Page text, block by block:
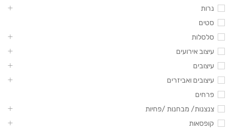
נרות
סטים
סלסלות
עיצוב אירועים
עיצובים
עיצובים ואביזרים
פרחים
צנצנות/ מבחנות /פחיות
קופסאות